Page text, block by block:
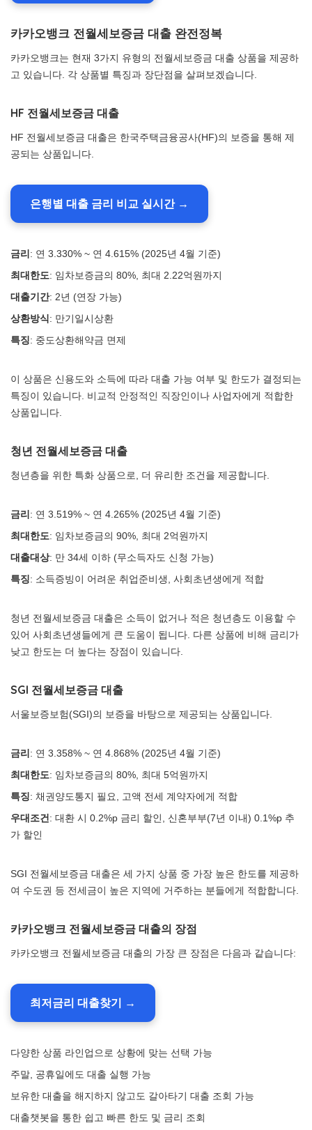
카카오뱅크 전월세보증금 대출 완전정복
카카오뱅크는 현재 3가지 유형의 전월세보증금 대출 상품을 제공하
고 있습니다. 각 상품별 특징과 장단점을 살펴보겠습니다.
HF 전월세보증금 대출
HF 전월세보증금 대출은 한국주택금융공사(HF)의 보증을 통해 제
공되는 상품입니다.
은행별 대출 금리 비교 실시간 →
금리 : 연 3.330% ~ 연 4.615% (2025년 4월 기준)
최대한도: 임차보증금의 80%, 최대 2.22억원까지
대출기간: 2년 (연장 가능)
상환방식: 만기일시상환
특징: 중도상환해약금 면제
이 상품은 신용도와 소득에 따라 대출 가능 여부 및 한도가 결정되는
특징이 있습니다. 비교적 안정적인 직장인이나 사업자에게 적합한
상품입니다.
청년 전월세보증금 대출
청년층을 위한 특화 상품으로, 더 유리한 조건을 제공합니다.
금리 : 연 3.519% ~ 연 4.265% (2025년 4월 기준)
최대한도: 임차보증금의 90%, 최대 2억원까지
대출대상: 만 34세 이하 (무소득자도 신청 가능)
특징: 소득증빙이 어려운 취업준비생, 사회초년생에게 적합
청년 전월세보증금 대출은 소득이 없거나 적은 청년층도 이용할 수
있어 사회초년생들에게 큰 도움이 됩니다. 다른 상품에 비해 금리가
낮고 한도는 더 높다는 장점이 있습니다.
SGI 전월세보증금 대출
서울보증보험(SGI)의 보증을 바탕으로 제공되는 상품입니다.
금리 : 연 3.358% ~ 연 4.868% (2025년 4월 기준)
최대한도: 임차보증금의 80%, 최대 5억원까지
특징: 채권양도통지 필요, 고액 전세 계약자에게 적합
우대조건 : 대환 시 0.2%p 금리 할인, 신혼부부(7년 이내) 0.1%p 추
가 할인
SGI 전월세보증금 대출은 세 가지 상품 중 가장 높은 한도를 제공하
여 수도권 등 전세금이 높은 지역에 거주하는 분들에게 적합합니다.
카카오뱅크 전월세보증금 대출의 장점
카카오뱅크 전월세보증금 대출의 가장 큰 장점은 다음과 같습니다:
최저금리 대출찾기 →
다양한 상품 라인업으로 상황에 맞는 선택 가능
주말, 공휴일에도 대출 실행 가능
보유한 대출을 해지하지 않고도 갈아타기 대출 조회 가능
대출챗봇을 통한 쉽고 빠른 한도 및 금리 조회